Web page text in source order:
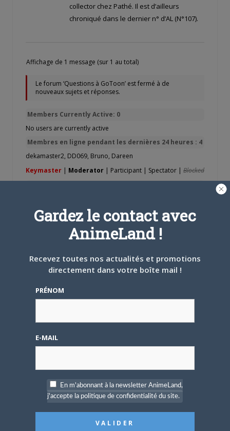
collector chez Pathé. Il est d’ailleurs
chroniqué dans le dernier n° d’AL (N°107).
Affichage de 1 message (sur 1 au total)
Le forum ‘Questions à GoToon’ est fermé à de
nouveaux sujets et réponses.
Members Currently Active: 0
No users are currently active
Membres en ligne pendant les dernières 24 heures : 4
dekamaster2, DD069, Bruno, Dareen
Keymaster | Moderator | Participant | Spectator | Blocked
Welcome to our newest member,
Blanchet
Most users ever online was 8 on 6 June 2016 17 h 13 min
Nom d'utilisateur ou adresse e-mail
Mot de passe
Se souvenir de moi
Gardez le contact avec
AnimeLand !
Recevez toutes nos actualités et promotions
directement dans votre boîte mail !
PRÉNOM
E-MAIL
En m'abonnant à la newsletter AnimeLand,
j'accepte la politique de confidentialité du site.